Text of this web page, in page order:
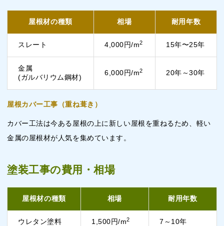
屋根材の種類 相場 耐用年数
スレート 4,000円/m2 15年〜25年
金属
(ガルバリウム鋼材)
6,000円/m2 20年～30年
屋根カバー工事（重ね葺き）
カバー工法は今ある屋根の上に新しい屋根を重ねるため、軽い
金属の屋根材が人気を集めています。
塗装工事の費用・相場
屋根材の種類 相場 耐用年数
ウレタン塗料 1,500円/m2 7～10年